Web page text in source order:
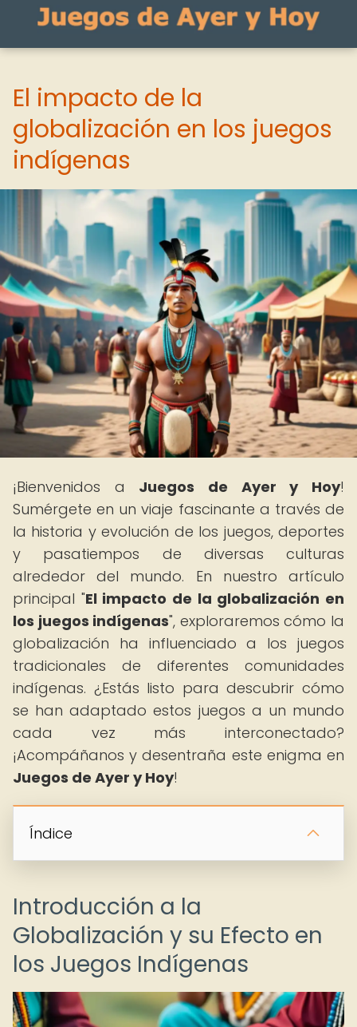
El impacto de la
globalización en los juegos
indígenas
¡Bienvenidos a Juegos de Ayer y Hoy!
Sumérgete en un viaje fascinante a través de
la historia y evolución de los juegos, deportes
y pasatiempos de diversas culturas
alrededor del mundo. En nuestro artículo
principal "El impacto de la globalización en
los juegos indígenas", exploraremos cómo la
globalización ha influenciado a los juegos
tradicionales de diferentes comunidades
indígenas. ¿Estás listo para descubrir cómo
se han adaptado estos juegos a un mundo
cada vez más interconectado?
¡Acompáñanos y desentraña este enigma en
Juegos de Ayer y Hoy!
Índice
Introducción a la
Globalización y su Efecto en
los Juegos Indígenas